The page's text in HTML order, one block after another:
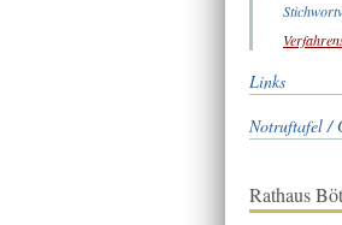
Links
Notruftafel /
Rathaus